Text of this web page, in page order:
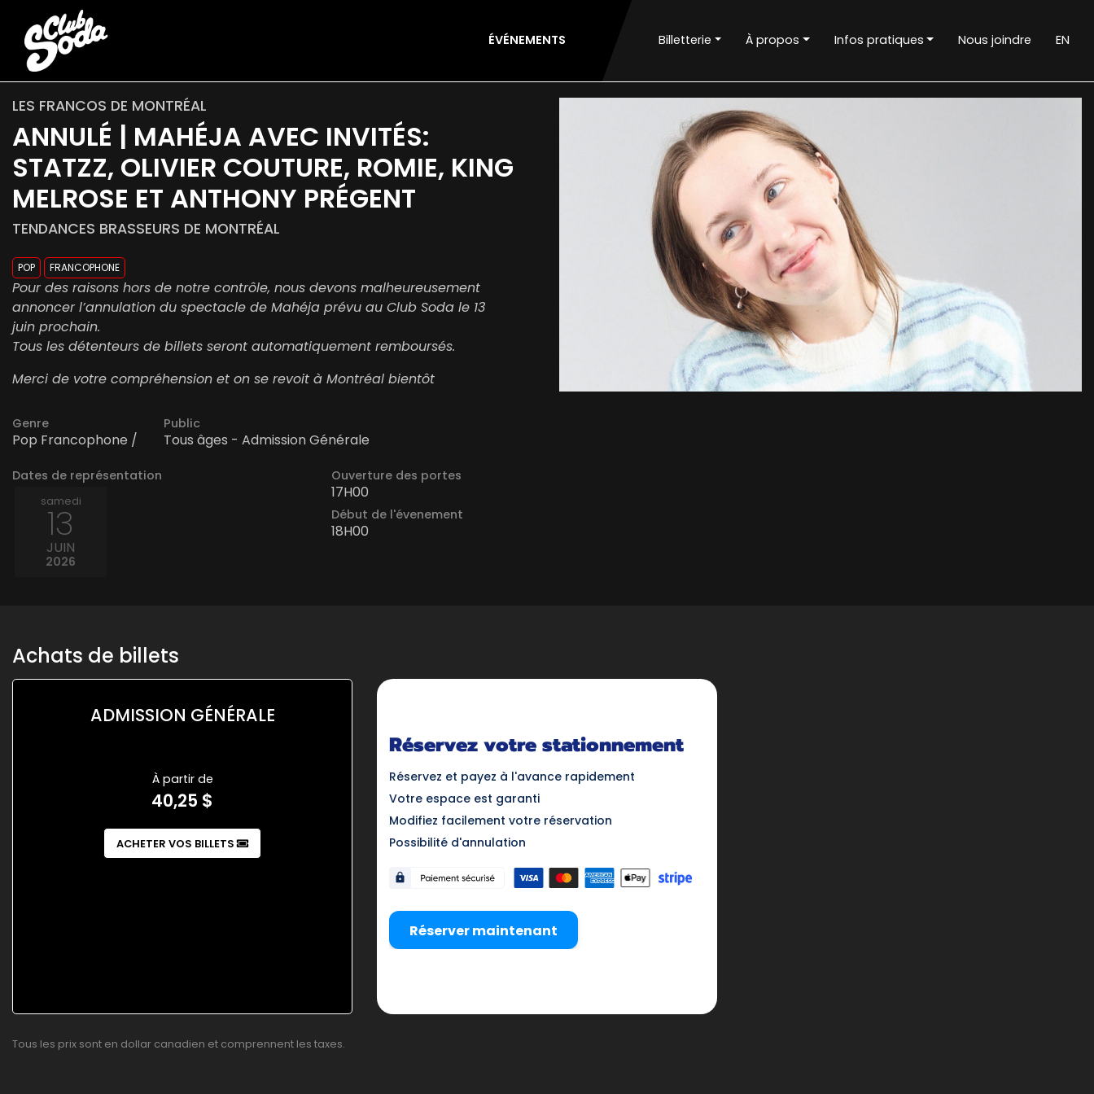
ÉVÉNEMENTS Billetterie À propos Infos pratiques Nous joindre EN
LES FRANCOS DE MONTRÉAL
ANNULÉ | MAHÉJA AVEC INVITÉS:
STATZZ, OLIVIER COUTURE, ROMIE, KING
MELROSE ET ANTHONY PRÉGENT
TENDANCES BRASSEURS DE MONTRÉAL
POP FRANCOPHONE
Pour des raisons hors de notre contrôle, nous devons malheureusement
annoncer l’annulation du spectacle de Mahéja prévu au Club Soda le 13
juin prochain.
Tous les détenteurs de billets seront automatiquement remboursés.
Merci de votre compréhension et on se revoit à Montréal bientôt
Genre
Pop Francophone /
Public
Tous âges - Admission Générale
Dates de représentation
samedi
13
JUIN
2026
Ouverture des portes
17H00
Début de l'évenement
18H00
Achats de billets
ADMISSION GÉNÉRALE
À partir de
40,25 $
ACHETER VOS BILLETS
Tous les prix sont en dollar canadien et comprennent les taxes.